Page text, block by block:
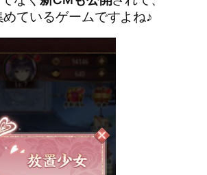
ているゲームですよね♪